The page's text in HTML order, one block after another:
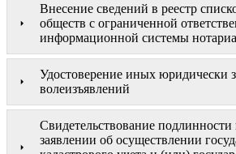
Внесение сведений в реестр
обществ с ограниченной
информационной системы
Удостоверение иных юридически
волеизъявлений
Свидетельствование
заявлении об осуществлении